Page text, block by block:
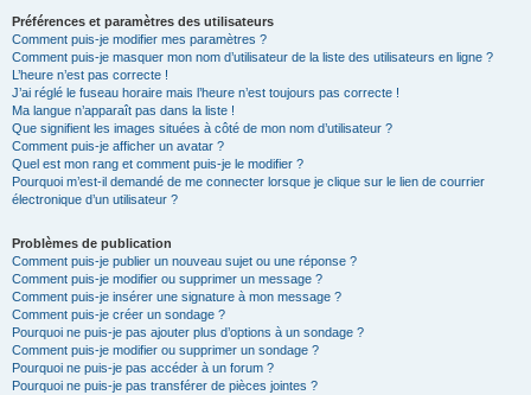
Préférences et paramètres des utilisateurs
Comment puis-je modifier mes paramètres ?
Comment puis-je masquer mon nom d’utilisateur de la liste des utilisateurs en ligne ?
L’heure n’est pas correcte !
J’ai réglé le fuseau horaire mais l’heure n’est toujours pas correcte !
Ma langue n’apparaît pas dans la liste !
Que signifient les images situées à côté de mon nom d’utilisateur ?
Comment puis-je afficher un avatar ?
Quel est mon rang et comment puis-je le modifier ?
Pourquoi m’est-il demandé de me connecter lorsque je clique sur le lien de courrier
électronique d’un utilisateur ?
Problèmes de publication
Comment puis-je publier un nouveau sujet ou une réponse ?
Comment puis-je modifier ou supprimer un message ?
Comment puis-je insérer une signature à mon message ?
Comment puis-je créer un sondage ?
Pourquoi ne puis-je pas ajouter plus d’options à un sondage ?
Comment puis-je modifier ou supprimer un sondage ?
Pourquoi ne puis-je pas accéder à un forum ?
Pourquoi ne puis-je pas transférer de pièces jointes ?